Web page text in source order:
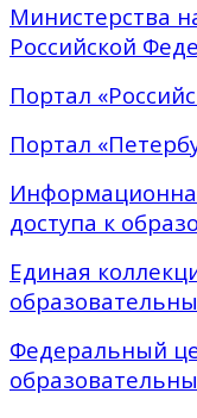
Министерства
Российской
Портал
Портал
доступа к
Единая
Федеральный